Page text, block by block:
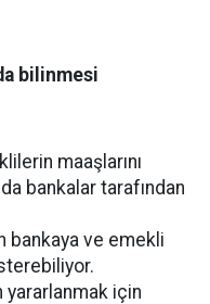
bilinmesi
maaşlarını
bankalar tarafından
bankaya ve emekli
yararlanmak için